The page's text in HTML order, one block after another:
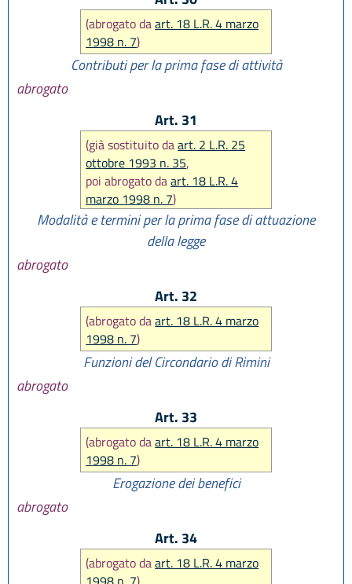
(abrogato daart. 18 L.R. 4 marzo
1998 n. 7)
Contributi per la prima fase di attività
abrogato
Art. 31
(già sostituito daart. 2 L.R. 25
ottobre 1993 n. 35,
poi abrogato daart. 18 L.R. 4
marzo 1998 n. 7)
Modalità e termini per la prima fase di attuazione
della legge
abrogato
Art. 32
(abrogato daart. 18 L.R. 4 marzo
1998 n. 7)
Funzioni del Circondario di Rimini
abrogato
Art. 33
(abrogato daart. 18 L.R. 4 marzo
1998 n. 7)
Erogazione dei benefici
abrogato
Art. 34
(abrogato daart. 18 L.R. 4 marzo